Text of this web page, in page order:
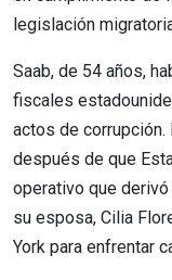
legislación
Saab, de 54 años,
fiscales
actos de
después de que
operativo que
su esposa, Cilia
York para enfrentar